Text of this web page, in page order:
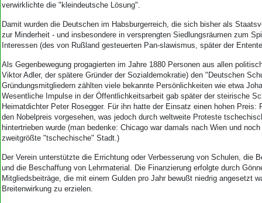
Kontakt
Impressum
Datenschutz
verwirklichte die "kleindeutsche Lösung".
Damit wurden die Deutschen im Habsburgerreich, die sich bisher als
zur Minderheit - und insbesondere in versprengten Siedlungsräumen zum
Interessen (des von Rußland gesteuerten Pan-slawismus, später der
Als Gegenbewegung progagierten im Jahre 1880 Personen aus allen
Viktor Adler, der spätere Gründer der Sozialdemokratie) den "Deutschen
Gründungsmitgliedern zählten viele bekannte Persönlichkeiten wie etwa
Wesentliche Impulse in der Öffentlichkeitsarbeit gab später der steirische
Heimatdichter Peter Rosegger. Für ihn hatte der Einsatz einen hohen Preis:
den Nobelpreis vorgesehen, was jedoch durch weltweite Proteste
hintertrieben wurde (man bedenke: Chicago war damals nach Wien und
zweitgrößte "tschechische" Stadt.)
Der Verein unterstützte die Errichtung oder Verbesserung von Schulen, die
und die Beschaffung von Lehrmaterial. Die Finanzierung erfolgte durch
Mitgliedsbeiträge, die mit einem Gulden pro Jahr bewußt niedrig angesetzt
Breitenwirkung zu erzielen.